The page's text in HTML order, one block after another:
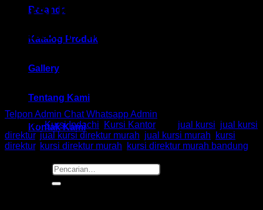
Beranda
Katalog Produk
Gallery
Tentang Kami
Kontak Kami
Pencarian
untuk:
Kursi Kantor Direktur
Indachi HM D – 821 CR
Telpon Admin Chat Whatsapp Admin
Kategori:Kursi Indachi Kursi Kantor jual kursi jual kursi
direktur, jual kursi direktur murah jual kursi murah
kursi
direktur, kursi direktur murah kursi direktur murah bandung